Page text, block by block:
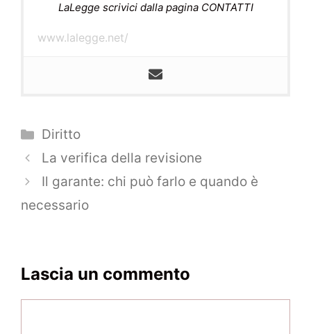
LaLegge scrivici dalla pagina CONTATTI
www.lalegge.net/
Categorie
Diritto
Navigazione
articolo
La verifica della revisione
Il garante: chi può farlo e quando è
necessario
Lascia un commento